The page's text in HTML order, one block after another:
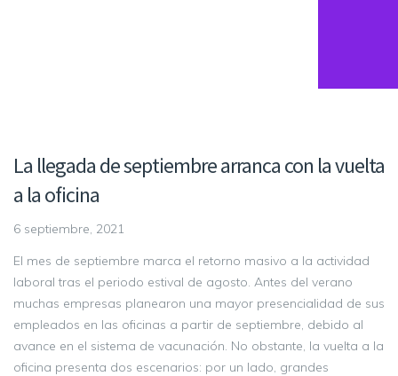
La llegada de septiembre arranca con la vuelta
a la oficina
6 septiembre, 2021
El mes de septiembre marca el retorno masivo a la actividad
laboral tras el periodo estival de agosto. Antes del verano
muchas empresas planearon una mayor presencialidad de sus
empleados en las oficinas a partir de septiembre, debido al
avance en el sistema de vacunación. No obstante, la vuelta a la
oficina presenta dos escenarios: por un lado, grandes